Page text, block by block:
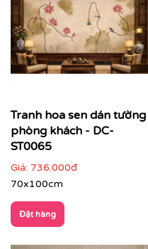
Tranh dán tường nhà
Chúng
vải lụa, vải canvas cao
in UV cao cấp chuẩn
Tranh hoa sen dán tường
phòng khách - DC-
ST0065
Giá: 736.000đ
70x100cm
Đặt hàng